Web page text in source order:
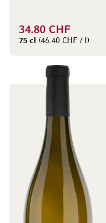
34.80 CHF
75 cl (46.40 CHF / l)